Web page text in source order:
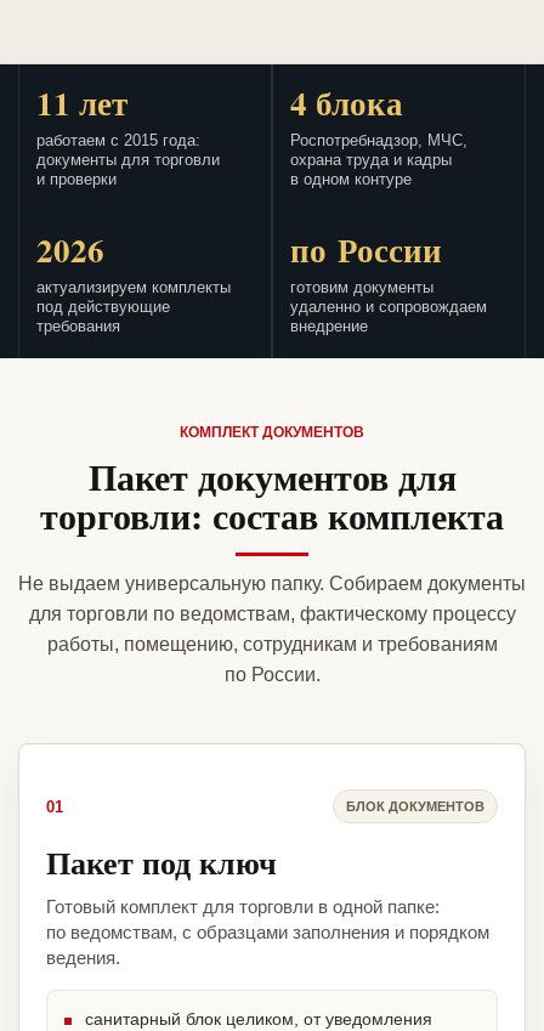
11 лет
работаем с 2015 года:
документы для торговли
и проверки
4 блока
Роспотребнадзор, МЧС,
охрана труда и кадры
в одном контуре
2026
актуализируем комплекты
под действующие
требования
по России
готовим документы
удаленно и сопровождаем
внедрение
КОМПЛЕКТ ДОКУМЕНТОВ
Пакет документов для
торговли: состав комплекта
Не выдаем универсальную папку. Собираем документы
для торговли по ведомствам, фактическому процессу
работы, помещению, сотрудникам и требованиям
по России.
01 БЛОК ДОКУМЕНТОВ
Пакет под ключ
Готовый комплект для торговли в одной папке:
по ведомствам, с образцами заполнения и порядком
ведения.
санитарный блок целиком, от уведомления